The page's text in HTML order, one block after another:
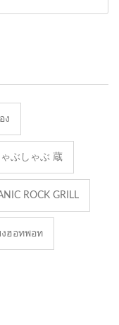
ง
ぶしゃぶ 蔵
ROCK GRILL
งฮอทพอท